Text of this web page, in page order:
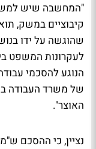
"המחשבה שיש
קיבוציים במשק,
שהוגשה על ידו
לעקרונות המשפט
הנוגע להסכמי
של משרד העבודה
האוצר".
נציין, כי ההסכם